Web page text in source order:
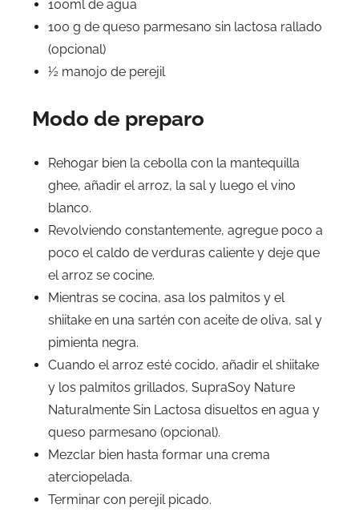
100ml de agua
100 g de queso parmesano sin lactosa rallado
(opcional)
½ manojo de perejil
Modo de preparo
Rehogar bien la cebolla con la mantequilla
ghee, añadir el arroz, la sal y luego el vino
blanco.
Revolviendo constantemente, agregue poco a
poco el caldo de verduras caliente y deje que
el arroz se cocine.
Mientras se cocina, asa los palmitos y el
shiitake en una sartén con aceite de oliva, sal y
pimienta negra.
Cuando el arroz esté cocido, añadir el shiitake
y los palmitos grillados, SupraSoy Nature
Naturalmente Sin Lactosa disueltos en agua y
queso parmesano (opcional).
Mezclar bien hasta formar una crema
aterciopelada.
Terminar con perejil picado.